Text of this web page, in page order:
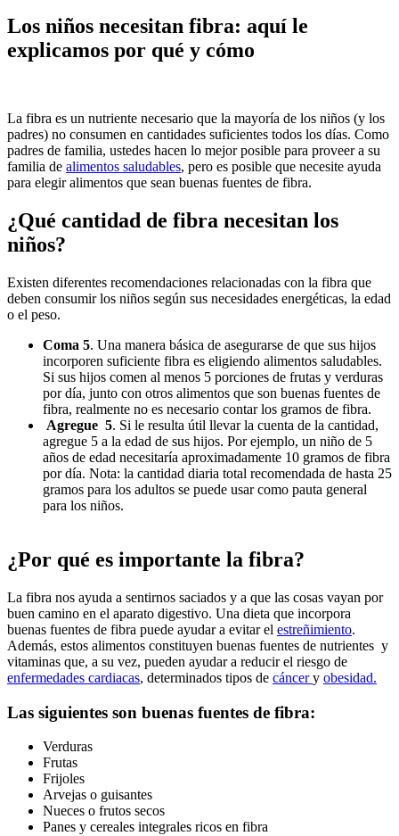
Los niños necesitan fibra: aquí le
explicamos por qué y cómo
​La fibra es un nutriente necesario que la mayoría de los niños (y los
padres) no consumen en cantidades suficientes todos los días. Como
padres de familia, ustedes hacen lo mejor posible para proveer a su
familia de alimentos saludables, pero es posible que necesite ayuda
para elegir alimentos que sean buenas fuentes de fibra.
¿Qué cantidad de fibra necesitan los
niños?
Existen diferentes recomendaciones relacionadas con la fibra que
deben consumir los niños según sus necesidades energéticas, la edad
o el peso.
Coma 5. Una manera básica de asegurarse de que sus hijos
incorporen suficiente fibra es eligiendo alimentos saludables.
Si sus hijos comen al menos 5 porciones de frutas y verduras
por día, junto con otros alimentos que son buenas fuentes de
fibra, realmente no es necesario contar los gramos de fibra.
Agregue 5. Si le resulta útil llevar la cuenta de la cantidad,
agregue 5 a la edad de sus hijos. Por ejemplo, un niño de 5
años de edad necesitaría aproximadamente 10 gramos de fibra
por día. Nota: la cantidad diaria total recomendada de hasta 25
gramos para los adultos se puede usar como pauta general
para los niños.
¿Por qué es importante la fibra?
La fibra nos ayuda a sentirnos saciados y a que las cosas vayan por
buen camino en el aparato digestivo. Una dieta que incorpora
buenas fuentes de fibra puede ayudar a evitar el estreñimiento.
Además, estos alimentos constituyen buenas fuentes de nutrientes y
vitaminas que, a su vez, pueden ayudar a reducir el riesgo de
enfermedades cardiacas, determinados tipos de cáncery obesidad.
Las siguientes son buenas fuentes de fibra:
Verduras
Frutas
Frijoles
Arvejas o guisantes
Nueces o frutos secos
Panes y cereales integrales ricos en fibra